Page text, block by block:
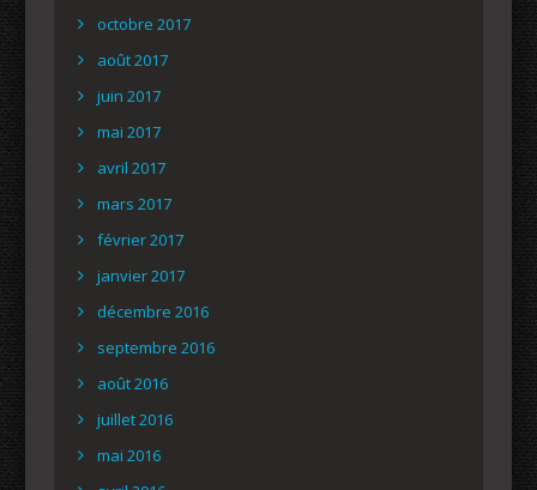
octobre 2017
août 2017
juin 2017
mai 2017
avril 2017
mars 2017
février 2017
janvier 2017
décembre 2016
septembre 2016
août 2016
juillet 2016
mai 2016